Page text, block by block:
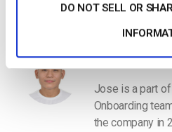
DO NOT SELL OR
Jose
Jose is a part
Onboarding
the company in